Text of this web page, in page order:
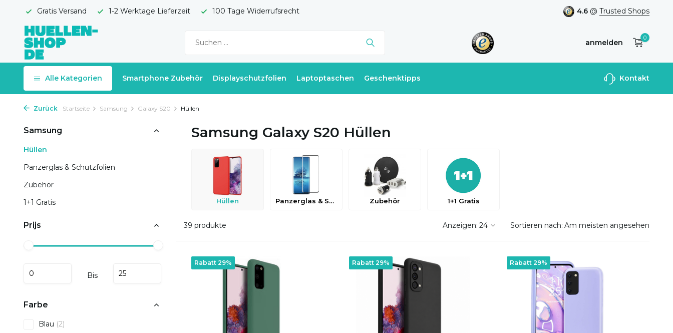
Gratis Versand 1-2 Werktage Lieferzeit 100 Tage Widerrufsrecht 4.6 @ Trusted Shops
anmelden
Benutzerkonto
0
Alle Kategorien Smartphone Zubehör Displayschutzfolien Laptoptaschen Geschenktipps Kontakt
Zurück Startseite Samsung Galaxy S20 Hüllen
Samsung
Hüllen
Panzerglas & Schutzfolien
Zubehör
1+1 Gratis
Prijs
Bis
Farbe
Blau (2)
Samsung Galaxy S20 Hüllen
Hüllen Panzerglas & Schutzfolien Zubehör 1+1 Gratis
39 produkte Anzeigen: Sortieren nach:
Rabatt 29% Rabatt 29% Rabatt 29%